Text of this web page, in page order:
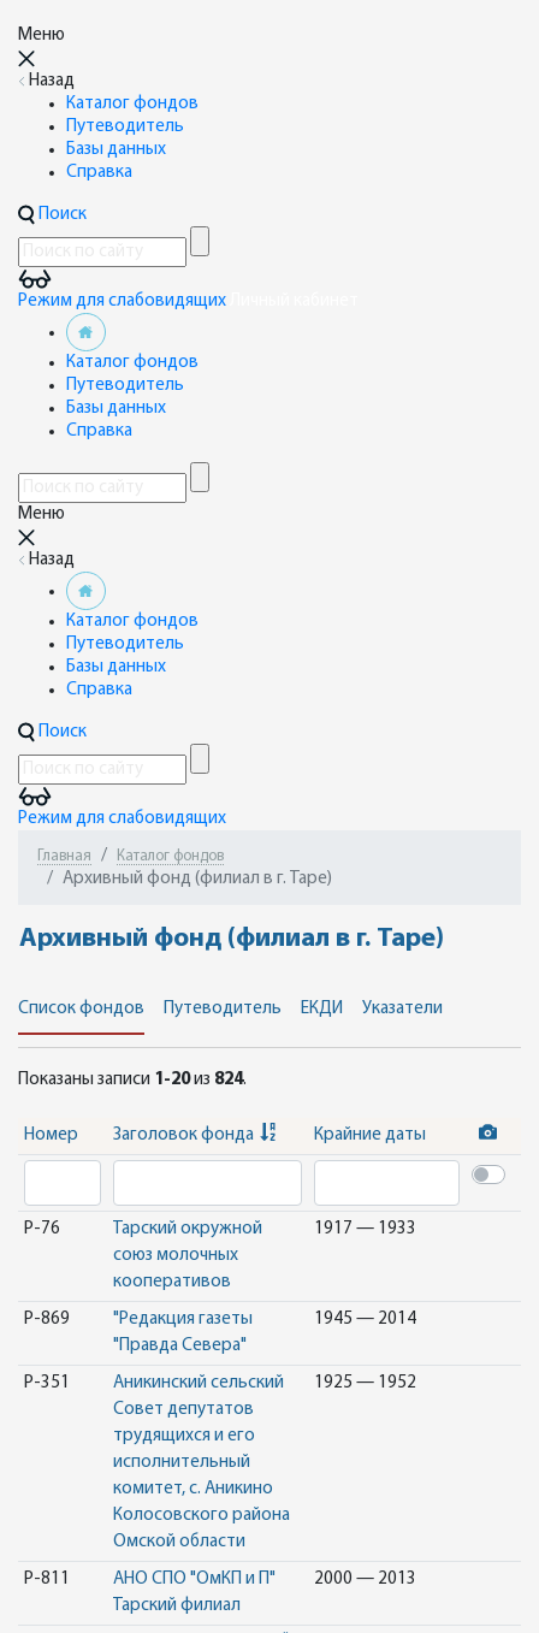
Меню
Назад
Каталог фондов
Путеводитель
Базы данных
Справка
Поиск
Режим для слабовидящих
Каталог фондов
Путеводитель
Базы данных
Справка
Меню
Назад
Каталог фондов
Путеводитель
Базы данных
Справка
Поиск
Режим для слабовидящих
Главная Каталог фондов
Архивный фонд (филиал в г. Таре)
Архивный фонд (филиал в г. Таре)
Список фондов Путеводитель ЕКДИ Указатели
Показаны записи 1-20из 824.
Номер Заголовок фонда Крайние даты
Р-76
Тарский окружной
союз молочных
кооперативов
1917 — 1933
Р-869
"Редакция газеты
"Правда Севера"
1945 — 2014
Р-351
Аникинский сельский
Совет депутатов
трудящихся и его
исполнительный
комитет, с. Аникино
Колосовского района
Омской области
1925 — 1952
Р-811
АНО СПО "ОмКП и П"
Тарский филиал
2000 — 2013